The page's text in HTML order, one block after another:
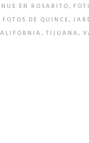
EN ROSARITO,
FOTOS DE QUINCE,
, TIJUANA,